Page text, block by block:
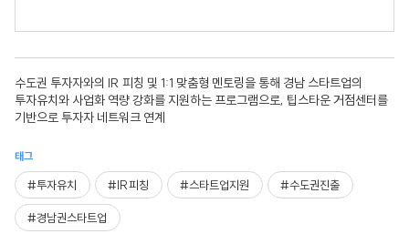
수도권 투자자와의 IR 피칭 및 1:1 맞춤형 멘토링을 통해 경남 스타트업의
투자유치와 사업화 역량 강화를 지원하는 프로그램으로, 팁스타운 거점센터를
기반으로 투자자 네트워크 연계
태그
#투자유치 #IR피칭 #스타트업지원 #수도권진출
#경남권스타트업